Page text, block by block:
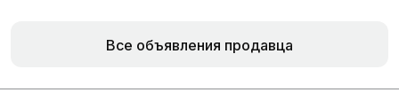
Все объявления продавца